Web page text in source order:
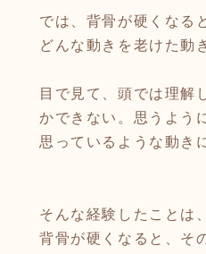
では、背骨が硬くなる
どんな動きを老けた動
目で見て、頭では理
かできない。思うよう
思っているような動き
そんな経験したことは
背骨が硬くなると、そ